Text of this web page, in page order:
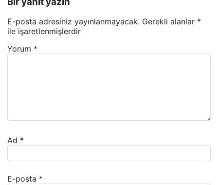
E-posta adresiniz yayınlanmayacak. Gerekli alanlar *
ile işaretlenmişlerdir
Yorum *
Ad *
E-posta *